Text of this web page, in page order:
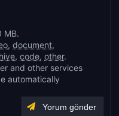
MB.
, document,
, code, other.
and other services
automatically